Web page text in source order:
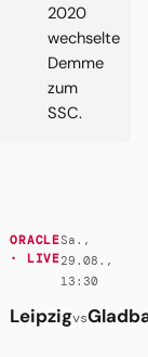
2020
wechselte
Demme
zum
SSC.
ORACLE
· LIVE
Sa.,
29.08.,
13:30
Leipzigvs